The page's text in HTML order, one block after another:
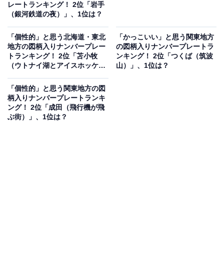
／徳島県）、「群馬のマスコットキャラクター『ぐんま
ちゃん』がとてもキュートに描かれているから」（40代
男性／静岡県）、「ゆるキャラのぐんまちゃんを起用し
ているのが良い、可愛い」（20代女性／東京都）などの
コメントが寄せられていました。
レートランキング！ 2位「岩手
（銀河鉄道の夜）」、1位は？
「個性的」と思う北海道・東北
地方の図柄入りナンバープレー
トランキング！ 2位「苫小牧
（ウトナイ湖とアイスホッケー
「かっこいい」と思う関東地方
の図柄入りナンバープレートラ
ンキング！ 2位「つくば（筑波
山）」、1位は？
「個性的」と思う関東地方の図
柄入りナンバープレートランキ
ング！ 2位「成田（飛行機が飛
ぶ街）」、1位は？